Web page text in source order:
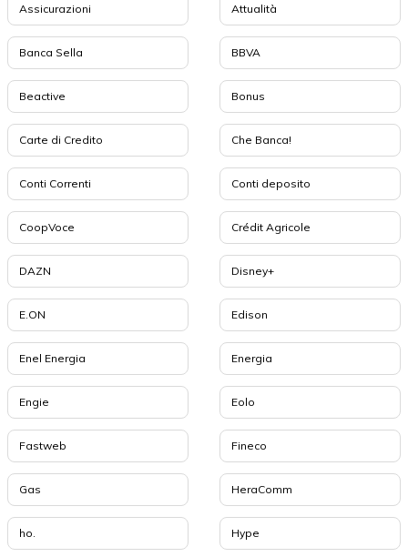
Assicurazioni Attualità
Banca Sella BBVA
Beactive Bonus
Carte di Credito Che Banca!
Conti Correnti Conti deposito
CoopVoce Crédit Agricole
DAZN Disney+
E.ON Edison
Enel Energia Energia
Engie Eolo
Fastweb Fineco
Gas HeraComm
ho. Hype